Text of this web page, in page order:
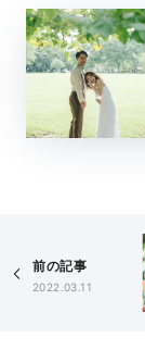
前の記事
2022.03.11